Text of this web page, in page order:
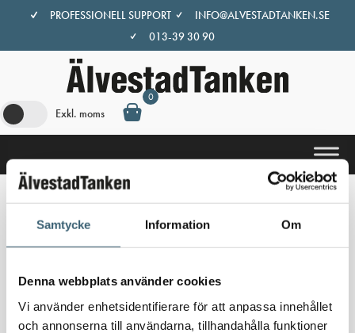
Samtycke Information Om
Denna webbplats använder cookies
Vi använder enhetsidentifierare för att anpassa innehållet
och annonserna till användarna, tillhandahålla funktioner
innehåll
PROFESSIONELL SUPPORT
INFO@ALVESTADTANKEN.SE
013-39 30 90
Exkl. moms
0
Entreprenadpump
Inga produkter hittades som motsvarar ditt val.